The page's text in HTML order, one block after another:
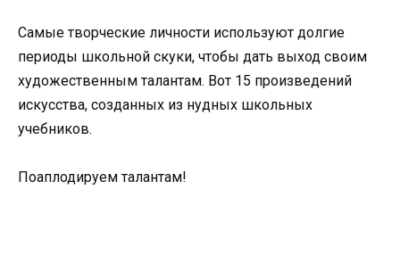
Самые творческие личности используют долгие
периоды школьной скуки, чтобы дать выход своим
художественным талантам. Вот 15 произведений
искусства, созданных из нудных школьных
учебников.
Поаплодируем талантам!